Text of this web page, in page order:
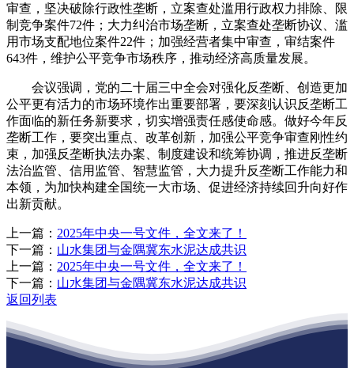
审查，坚决破除行政性垄断，立案查处滥用行政权力排除、限
制竞争案件72件；大力纠治市场垄断，立案查处垄断协议、滥
用市场支配地位案件22件；加强经营者集中审查，审结案件
643件，维护公平竞争市场秩序，推动经济高质量发展。
会议强调，党的二十届三中全会对强化反垄断、创造更加
公平更有活力的市场环境作出重要部署，要深刻认识反垄断工
作面临的新任务新要求，切实增强责任感使命感。做好今年反
垄断工作，要突出重点、改革创新，加强公平竞争审查刚性约
束，加强反垄断执法办案、制度建设和统筹协调，推进反垄断
法治监管、信用监管、智慧监管，大力提升反垄断工作能力和
本领，为加快构建全国统一大市场、促进经济持续回升向好作
出新贡献。
上一篇： 2025年中央一号文件，全文来了！
下一篇： 山水集团与金隅冀东水泥达成共识
上一篇： 2025年中央一号文件，全文来了！
下一篇： 山水集团与金隅冀东水泥达成共识
返回列表